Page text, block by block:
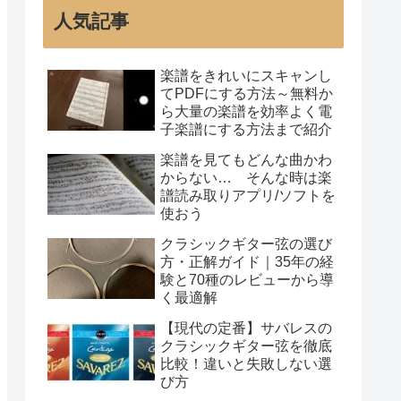
人気記事
楽譜をきれいにスキャンし
てPDFにする方法～無料か
ら大量の楽譜を効率よく電
子楽譜にする方法まで紹介
楽譜を見てもどんな曲かわ
からない… そんな時は楽
譜読み取りアプリ/ソフトを
使おう
クラシックギター弦の選び
方・正解ガイド｜35年の経
験と70種のレビューから導
く最適解
【現代の定番】サバレスの
クラシックギター弦を徹底
比較！違いと失敗しない選
び方